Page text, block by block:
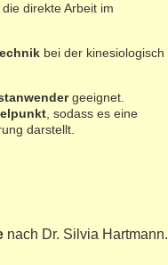
direkte Arbeit im
bei der kinesiologisch
geeignet.
, sodass es eine
darstellt.
nach Dr. Silvia Hartmann.